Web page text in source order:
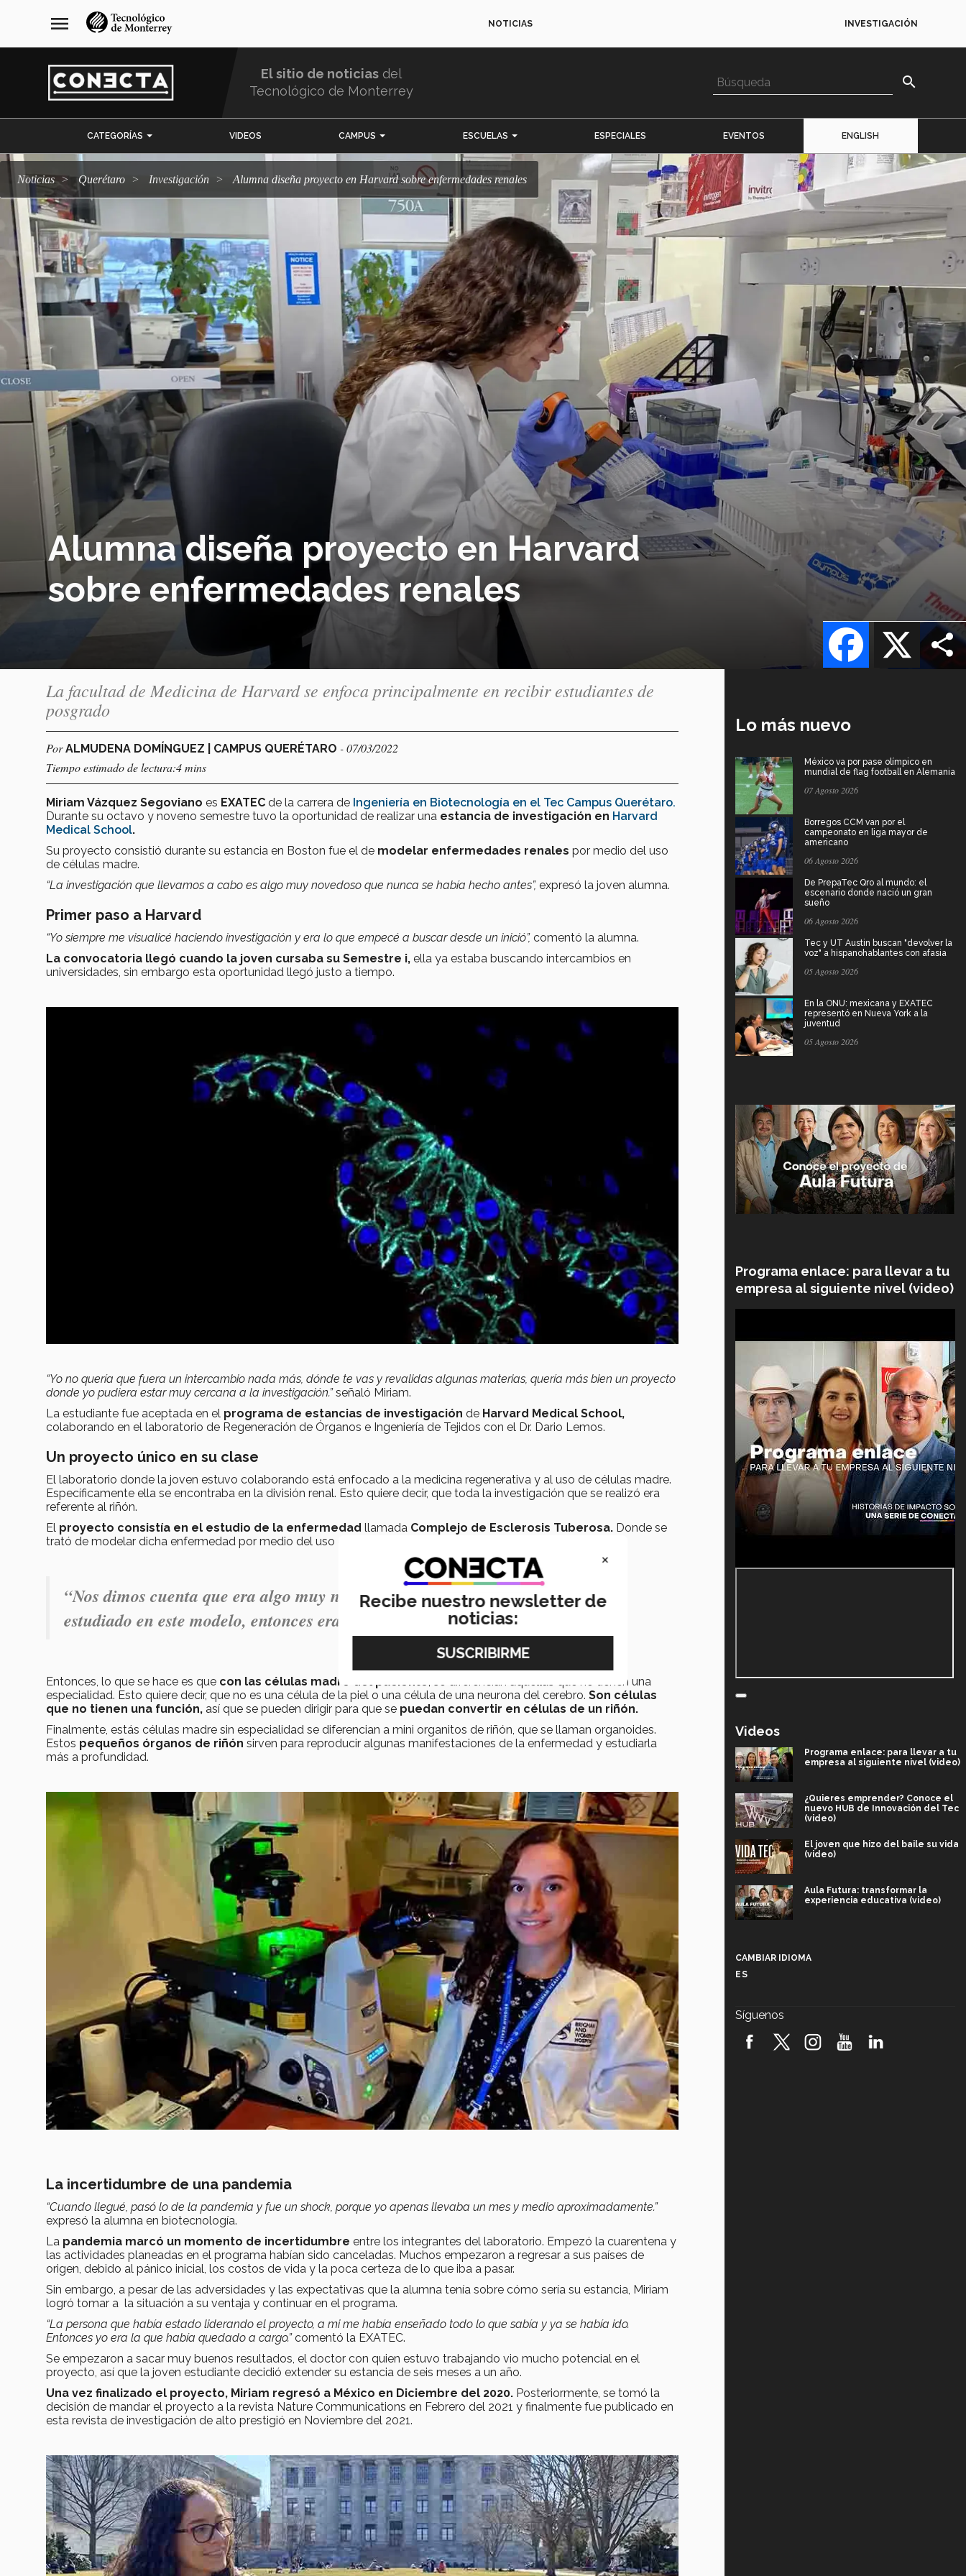
navegación
principal
menu NOTICIAS INVESTIGACIÓN
El sitio de noticias del
Tecnológico de Monterrey
search
CATEGORÍAS VIDEOS CAMPUS ESCUELAS ESPECIALES EVENTOS ENGLISH
Noticias Querétaro Investigación Alumna diseña proyecto en Harvard sobre enfermedades renales
Alumna diseña proyecto en Harvard
sobre enfermedades renales
X
Facebook
La facultad de Medicina de Harvard se enfoca principalmente en recibir estudiantes de
posgrado
PorALMUDENA DOMÍNGUEZ | CAMPUS QUERÉTARO - 07/03/2022
Tiempo estimado de lectura:4 mins
Miriam Vázquez Segoviano es EXATEC de la carrera de Ingeniería en Biotecnología en el Tec Campus Querétaro.
Durante su octavo y noveno semestre tuvo la oportunidad de realizar una estancia de investigación en Harvard
Medical School.
Su proyecto consistió durante su estancia en Boston fue el de modelar enfermedades renales por medio del uso
de células madre.
“La investigación que llevamos a cabo es algo muy novedoso que nunca se había hecho antes”, expresó la joven alumna.
Primer paso a Harvard
“Yo siempre me visualicé haciendo investigación y era lo que empecé a buscar desde un inició”, comentó la alumna.
La convocatoria llegó cuando la joven cursaba su Semestre i, ella ya estaba buscando intercambios en
universidades, sin embargo esta oportunidad llegó justo a tiempo.
“Yo no quería que fuera un intercambio nada más, dónde te vas y revalidas algunas materias, quería más bien un proyecto
donde yo pudiera estar muy cercana a la investigación.” señaló Miriam.
La estudiante fue aceptada en el programa de estancias de investigación de Harvard Medical School,
colaborando en el laboratorio de Regeneración de Órganos e Ingeniería de Tejidos con el Dr. Dario Lemos.
Un proyecto único en su clase
El laboratorio donde la joven estuvo colaborando está enfocado a la medicina regenerativa y al uso de células madre.
Específicamente ella se encontraba en la división renal. Esto quiere decir, que toda la investigación que se realizó era
referente al riñón.
El proyecto consistía en el estudio de la enfermedad llamada Complejo de Esclerosis Tuberosa. Donde se
trató de modelar dicha enfermedad por medio del uso de células madre.
“Nos dimos cuenta que era algo muy novedoso. Esta enfermedad nunca se ha
estudiado en este modelo, entonces era algo muy importante”
Entonces, lo que se hace es que con las células madre del paciente, se diferencian aquellas que no tienen una
especialidad. Esto quiere decir, que no es una célula de la piel o una célula de una neurona del cerebro. Son células
que no tienen una función, así que se pueden dirigir para que se puedan convertir en células de un riñón.
Finalmente, estás células madre sin especialidad se diferencian a mini organitos de riñón, que se llaman organoides.
Estos pequeños órganos de riñón sirven para reproducir algunas manifestaciones de la enfermedad y estudiarla
más a profundidad.
La incertidumbre de una pandemia
“Cuando llegué, pasó lo de la pandemia y fue un shock, porque yo apenas llevaba un mes y medio aproximadamente.”
expresó la alumna en biotecnología.
La pandemia marcó un momento de incertidumbre entre los integrantes del laboratorio. Empezó la cuarentena y
las actividades planeadas en el programa habían sido canceladas. Muchos empezaron a regresar a sus países de
origen, debido al pánico inicial, los costos de vida y la poca certeza de lo que iba a pasar.
Sin embargo, a pesar de las adversidades y las expectativas que la alumna tenía sobre cómo sería su estancia, Miriam
logró tomar a la situación a su ventaja y continuar en el programa.
“La persona que había estado liderando el proyecto, a mi me había enseñado todo lo que sabía y ya se había ido.
Entonces yo era la que había quedado a cargo.”comentó la EXATEC.
Se empezaron a sacar muy buenos resultados, el doctor con quien estuvo trabajando vio mucho potencial en el
proyecto, así que la joven estudiante decidió extender su estancia de seis meses a un año.
Una vez finalizado el proyecto, Miriam regresó a México en Diciembre del 2020. Posteriormente, se tomó la
decisión de mandar el proyecto a la revista Nature Communications en Febrero del 2021 y finalmente fue publicado en
esta revista de investigación de alto prestigió en Noviembre del 2021.
Lo más nuevo
México va por pase olímpico en
mundial de flag football en Alemania
07 Agosto 2026
Borregos CCM van por el
campeonato en liga mayor de
americano
06 Agosto 2026
De PrepaTec Qro al mundo: el
escenario donde nació un gran
sueño
06 Agosto 2026
Tec y UT Austin buscan "devolver la
voz" a hispanohablantes con afasia
05 Agosto 2026
En la ONU: mexicana y EXATEC
representó en Nueva York a la
juventud
05 Agosto 2026
Programa enlace: para llevar a tu
empresa al siguiente nivel (video)
Videos
Programa enlace: para llevar a tu
empresa al siguiente nivel (video)
¿Quieres emprender? Conoce el
nuevo HUB de Innovación del Tec
(video)
El joven que hizo del baile su vida
(video)
Aula Futura: transformar la
experiencia educativa (video)
robótica FIRST 2026! (video)
CAMBIAR IDIOMA
ES
Síguenos
×
Recibe nuestro newsletter de
noticias: